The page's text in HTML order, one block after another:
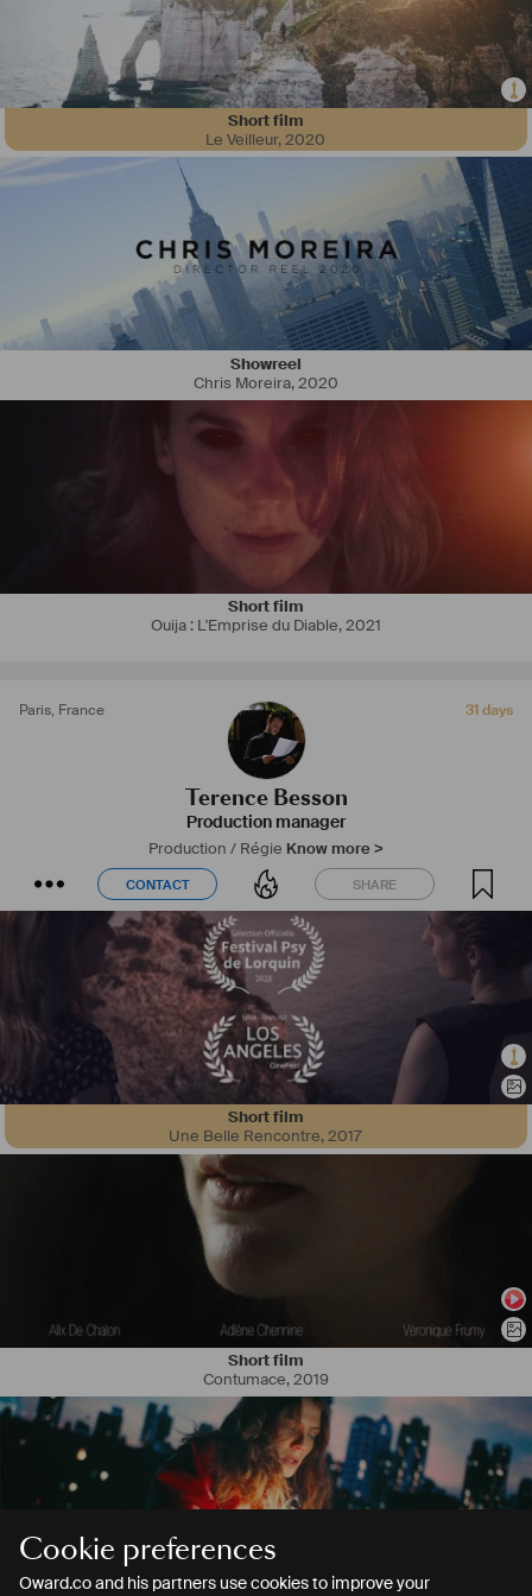
Cookie preferences
Oward.co and his partners use cookies to improve your
Short film
Le Veilleur,2020
Showreel
Chris Moreira,2020
Short film
Ouija : L'Emprise du Diable,2021
Paris, France 31 days
Terence Besson
Production manager
Production / Régie Know more >
Je suis diplômé d'un master en production et distribution de films
depuis 2020. J'ai ensuite ouvert mon statut d'intermittent en 2021. Je
travaille désormais sur des postes en production et régie pour des
projets de fictions, pub et clips.
Lien LinkedIn : https://www.linkedin.com/in/terence-besson-
353433158/
https://www.imdb.com/name/nm8763276/?language=fr-
En 2025 je créé ma société de régie en Haute-Savoie dans le but
d'accueillir et d'assurer la logistique des tournages sur ce territoire.
J'auto-produis également des court-métrage de fictions, destinés à
des candidatures aux festivals.
Passionné par l'image, je réalise et monte avec mon propre matériel,
plusieurs vidéos en tous genres : clips musicaux, sport, lifestyle...
https://vimeo.com/terencebuser30407571
CONTACT SHARE
CONTACT SHARE
Short film
Une Belle Rencontre,2017
Short film
Contumace,2019